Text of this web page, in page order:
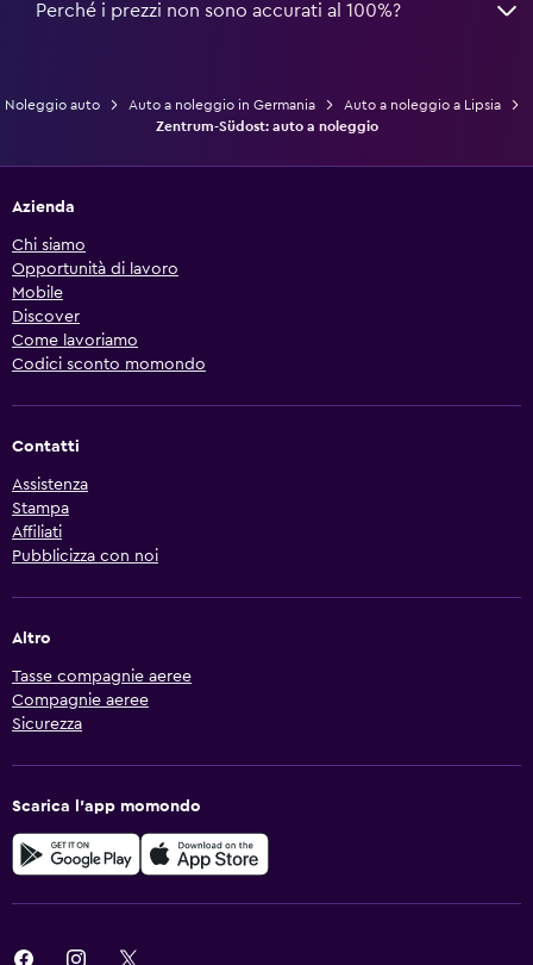
Perché i prezzi non sono accurati al 100%?
Noleggio auto Auto a noleggio in Germania
Auto a noleggio a Lipsia
Zentrum-Südost: auto a noleggio
Azienda
Chi siamo
Opportunità di lavoro
Mobile
Discover
Come lavoriamo
Codici sconto momondo
Contatti
Assistenza
Stampa
Affiliati
Pubblicizza con noi
Altro
Tasse compagnie aeree
Compagnie aeree
Sicurezza
Scarica l'app momondo